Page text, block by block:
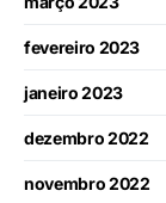
fevereiro 2023
janeiro 2023
dezembro 2022
novembro 2022